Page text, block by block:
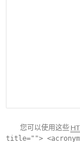
您可以使用这些
title="">